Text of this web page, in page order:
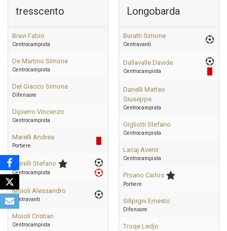
tresscento
Bravi Fabio
Centrocampista
De Martino Simone
Centrocampista
Del Giacco Simone
Difensore
Dipierro Vincenzo
Centrocampista
Marelli Andrea
Portiere
Marelli Stefano
Centrocampista
Moioli Alessandro
Centravanti
Moioli Cristian
Centrocampista
Longobarda
Buratti Simone
Centravanti
Dallavalle Davide
Centrocampista
Danelli Matteo
Giuseppe
Centrocampista
Gigliotti Stefano
Centrocampista
Lacaj Avenir
Centrocampista
Proano Carlos
Portiere
Silipigni Ernesto
Difensore
Troqe Ledjo